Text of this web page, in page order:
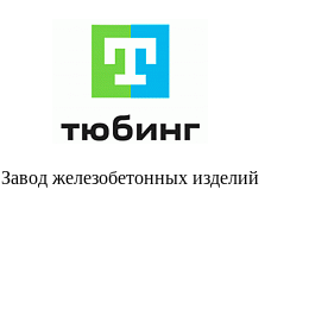
Завод железобетонных изделий